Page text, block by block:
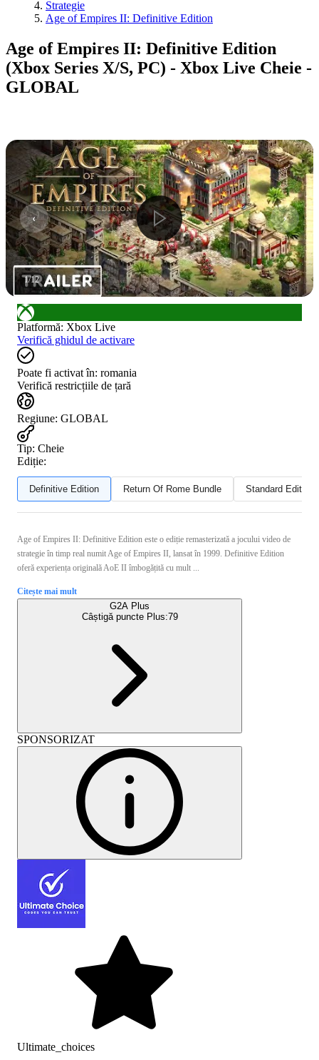
Strategie
Age of Empires II: Definitive Edition
Age of Empires II: Definitive Edition
(Xbox Series X/S, PC) - Xbox Live Cheie -
GLOBAL
1/12
Platformă: Xbox Live
Verifică ghidul de activare
Poate fi activat în: romania
Verifică restricțiile de țară
Regiune: GLOBAL
Tip: Cheie
Ediție:
Definitive Edition Return Of Rome Bundle Standard Edition
Age of Empires II: Definitive Edition este o ediție remasterizată a jocului video de
strategie în timp real numit Age of Empires II, lansat în 1999. Definitive Edition
oferă experiența originală AoE II îmbogățită cu mult ...
Citește mai mult
G2A Plus
Câștigă puncte Plus:79
SPONSORIZAT
Ultimate_choices